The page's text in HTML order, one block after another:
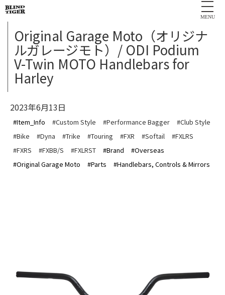
MENU
Original Garage Moto（オリジナ
ルガレージモト）/ ODI Podium
V-Twin MOTO Handlebars for
Harley
2023年6月13日
#Item_Info #Custom Style #Performance Bagger
#Club Style
#Bike
#Dyna #Trike #Touring #FXR #Softail
#FXLRS
#FXRS
#FXBB/S #FXLRST #Brand
#Overseas
#Original Garage Moto
#Parts #Handlebars, Controls & Mirrors